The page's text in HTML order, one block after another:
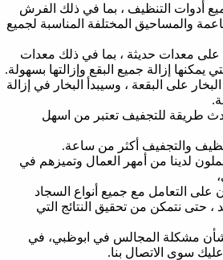
أدوات التنظيف ، بما في ذلك الفرش
والمساحيق المختلفة المناسبة لجميع
على معدات حديثة ، بما في ذلك معدات
يمكنها إزالة جميع البقع وإزالتها بسهولة.
على البقعة ، وسيبدأ البخار في إزالة
طريقة للتجفيف تعتبر من اسهل
والتجفيف أكثر من ساعة.
لدينا من أمهر العمال وتميزهم في
على التعامل مع جميع أنواع السجاد
حتى نتمكن من تحقيق النتائج التي
بشأن مشكلة المجالس في ابوظبي، في
سوى الاتصال بنا.